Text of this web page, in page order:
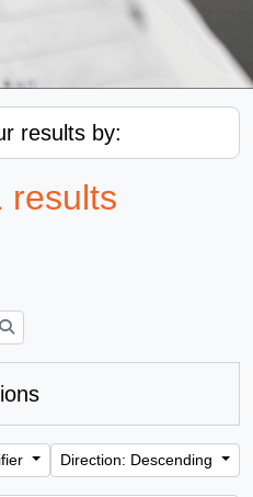
results by:
results
Direction: Descending